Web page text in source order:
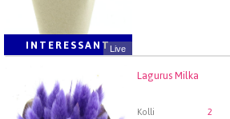
INTERESSANTLive
Lagurus Milka
Kolli 2
Lagurus Milka
Wählen Sie zuerst ein Abfartdatum.